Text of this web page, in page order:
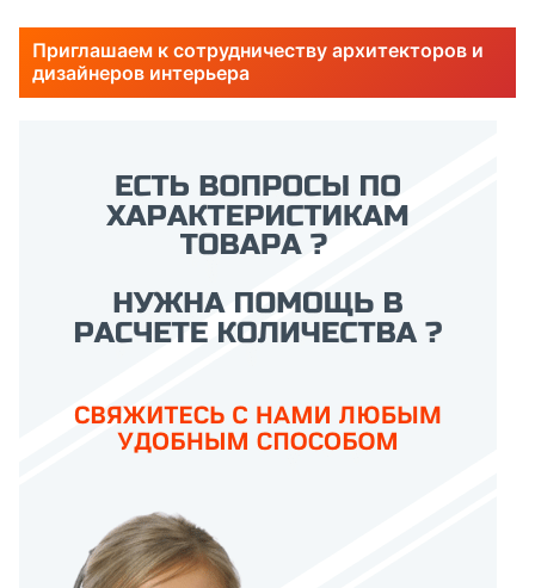
Приглашаем к сотрудничеству архитекторов и
дизайнеров интерьера